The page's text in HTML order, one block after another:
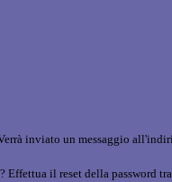
inviato un messaggio
Effettua il reset della password